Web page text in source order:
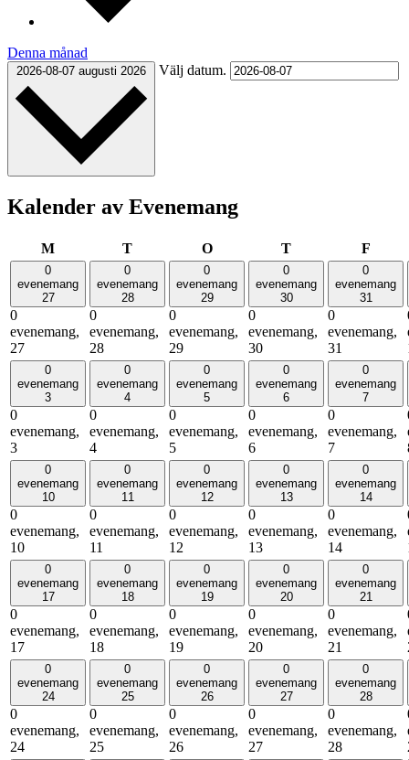
Denna månad
2026-08-07 augusti 2026 Välj datum.
Kalender av Evenemang
Mmåndag Ttisdag Oonsdag Ttorsdag Ffredag
0
evenemang
27
0
evenemang,
27
0
evenemang
28
0
evenemang,
28
0
evenemang
29
0
evenemang,
29
0
evenemang
30
0
evenemang,
30
0
evenemang
31
0
evenemang,
31
0
evenemang
3
0
evenemang,
3
0
evenemang
4
0
evenemang,
4
0
evenemang
5
0
evenemang,
5
0
evenemang
6
0
evenemang,
6
0
evenemang
7
0
evenemang,
7
0
evenemang
10
0
evenemang,
10
0
evenemang
11
0
evenemang,
11
0
evenemang
12
0
evenemang,
12
0
evenemang
13
0
evenemang,
13
0
evenemang
14
0
evenemang,
14
0
evenemang
17
0
evenemang,
17
0
evenemang
18
0
evenemang,
18
0
evenemang
19
0
evenemang,
19
0
evenemang
20
0
evenemang,
20
0
evenemang
21
0
evenemang,
21
0
evenemang
24
0
evenemang,
24
0
evenemang
25
0
evenemang,
25
0
evenemang
26
0
evenemang,
26
0
evenemang
27
0
evenemang,
27
0
evenemang
28
0
evenemang,
28